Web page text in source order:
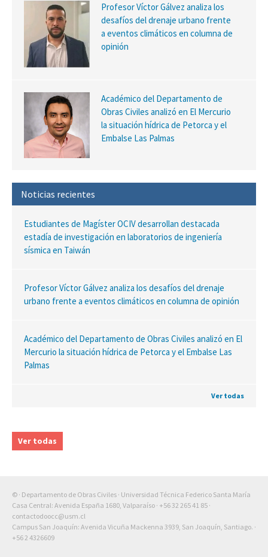
Profesor Víctor Gálvez analiza los
desafíos del drenaje urbano frente
a eventos climáticos en columna de
opinión
Académico del Departamento de
Obras Civiles analizó en El Mercurio
la situación hídrica de Petorca y el
Embalse Las Palmas
Noticias recientes
Estudiantes de Magíster OCIV desarrollan destacada
estadía de investigación en laboratorios de ingeniería
sísmica en Taiwán
Profesor Víctor Gálvez analiza los desafíos del drenaje
urbano frente a eventos climáticos en columna de opinión
Académico del Departamento de Obras Civiles analizó en El
Mercurio la situación hídrica de Petorca y el Embalse Las
Palmas
Ver todas
Ver todas
© · Departamento de Obras Civiles · Universidad Técnica Federico Santa María
Casa Central: Avenida España 1680, Valparaíso · +56 32 265 41 85 ·
contactodoocc@usm.cl
Campus San Joaquín: Avenida Vicuña Mackenna 3939, San Joaquín, Santiago. ·
+56 2 4326609